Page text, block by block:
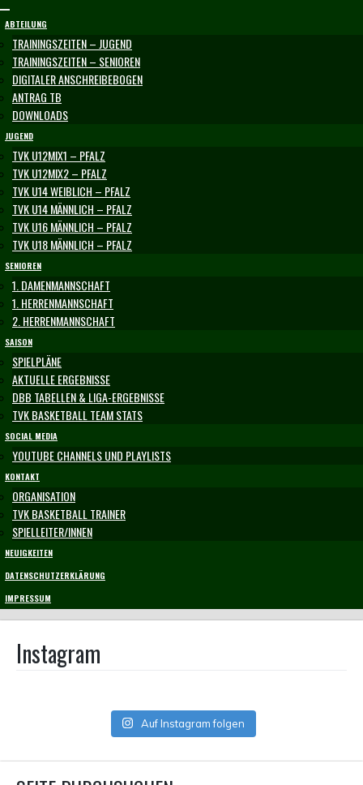
content
ABTEILUNG
TRAININGSZEITEN – JUGEND
TRAININGSZEITEN – SENIOREN
DIGITALER ANSCHREIBEBOGEN
ANTRAG TB
DOWNLOADS
JUGEND
TVK U12MIX1 – PFALZ
TVK U12MIX2 – PFALZ
TVK U14 WEIBLICH – PFALZ
TVK U14 MÄNNLICH – PFALZ
TVK U16 MÄNNLICH – PFALZ
TVK U18 MÄNNLICH – PFALZ
SENIOREN
1. DAMENMANNSCHAFT
1. HERRENMANNSCHAFT
2. HERRENMANNSCHAFT
SAISON
SPIELPLÄNE
AKTUELLE ERGEBNISSE
DBB TABELLEN & LIGA-ERGEBNISSE
TVK BASKETBALL TEAM STATS
SOCIAL MEDIA
YOUTUBE CHANNELS UND PLAYLISTS
KONTAKT
ORGANISATION
TVK BASKETBALL TRAINER
SPIELLEITER/INNEN
NEUIGKEITEN
DATENSCHUTZERKLÄRUNG
IMPRESSUM
Instagram
Auf Instagram folgen